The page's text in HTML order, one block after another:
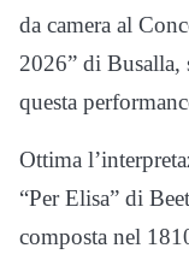
da camera al
2026” di Busalla,
questa
Ottima
“Per Elisa” di
composta nel